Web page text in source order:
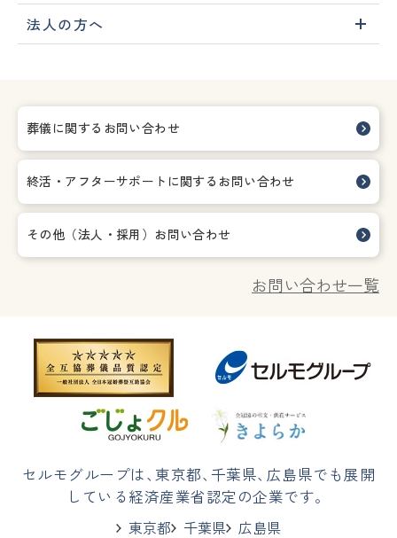
法人の方へ
葬儀に関するお問い合わせ
終活・アフターサポートに関する お問い合わせ
その他（法人・採用）お問い合わせ
お問い合わせ一覧
セルモグループは、東京都、 千葉県、 広島県でも展開
している経済産業省認定の企業です。
東京都
千葉県 広島県